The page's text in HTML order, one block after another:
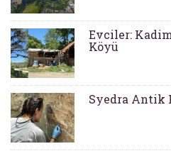
Evciler:
Köyü
Syedra Antik